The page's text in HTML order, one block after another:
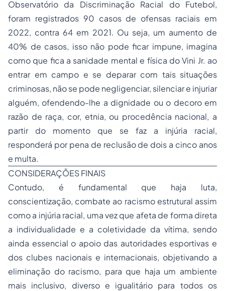
Observatório da Discriminação Racial do Futebol,
foram registrados 90 casos de ofensas raciais em
2022, contra 64 em 2021. Ou seja, um aumento de
40% de casos, isso não pode ficar impune, imagina
como que fica a sanidade mental e física do Vini Jr. ao
entrar em campo e se deparar com tais situações
criminosas, não se pode negligenciar, silenciar e injuriar
alguém, ofendendo-lhe a dignidade ou o decoro em
razão de raça, cor, etnia, ou procedência nacional, a
partir do momento que se faz a injúria racial,
responderá por pena de reclusão de dois a cinco anos
e multa.
CONSIDERAÇÕES FINAIS
Contudo, é fundamental que haja luta,
conscientização, combate ao racismo estrutural assim
como a injúria racial, uma vez que afeta de forma direta
a individualidade e a coletividade da vítima, sendo
ainda essencial o apoio das autoridades esportivas e
dos clubes nacionais e internacionais, objetivando a
eliminação do racismo, para que haja um ambiente
mais inclusivo, diverso e igualitário para todos os